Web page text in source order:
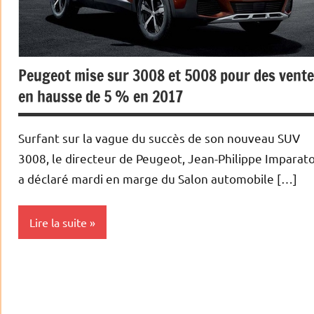
Peugeot mise sur 3008 et 5008 pour des
en hausse de 5 % en 2017
Surfant sur la vague du succès de son nouveau SUV
3008, le directeur de Peugeot, Jean-Philippe
a déclaré mardi en marge du Salon automobile […]
Lire la suite